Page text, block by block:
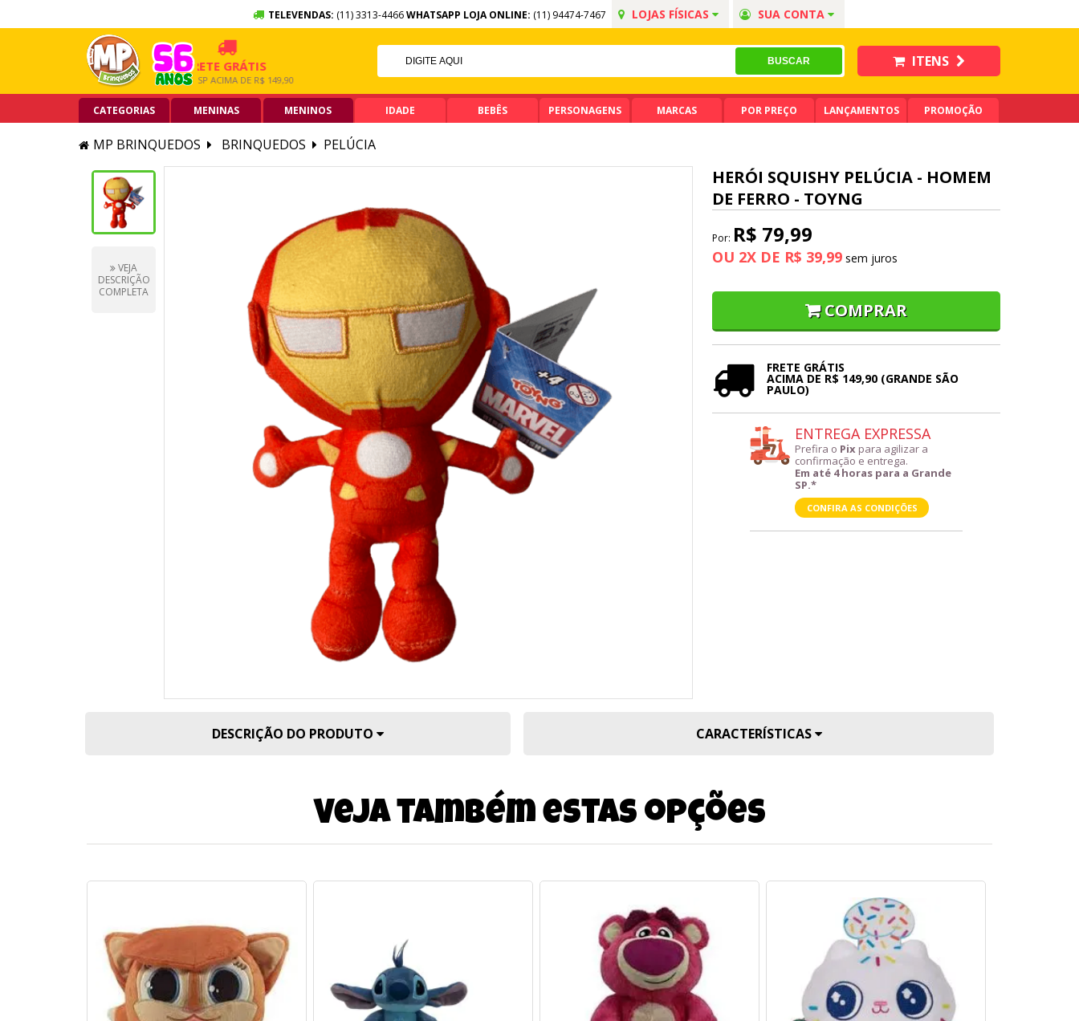
TELEVENDAS: (11) 3313-4466WHATSAPP LOJA ONLINE: (11) 94474-7467 LOJAS FÍSICAS SUA CONTA
FRETE GRÁTIS
GRANDE SP ACIMA DE R$ 149,90
5% OFF NO PIX
PIX ACIMA DE R$ 99,90
ITENS
CATEGORIAS MENINAS MENINOS IDADE BEBÊS PERSONAGENS MARCAS POR PREÇO LANÇAMENTOS PROMOÇÃO
MP BRINQUEDOS BRINQUEDOS PELÚCIA
VEJA
DESCRIÇÃO
COMPLETA
HERÓI SQUISHY PELÚCIA - HOMEM
DE FERRO - TOYNG
Por: R$ 79,99
OU 2X DE R$ 39,99
COMPRAR
FRETE GRÁTIS
ACIMA DE R$ 149,90 (GRANDE SÃO
PAULO)
ENTREGA EXPRESSA
Prefira o Pix para agilizar a
confirmação e entrega.
Em até 4 horas para a Grande
SP.*
CONFIRA AS CONDIÇÕES
DESCRIÇÃO DO PRODUTO CARACTERÍSTICAS
Veja também estas opções